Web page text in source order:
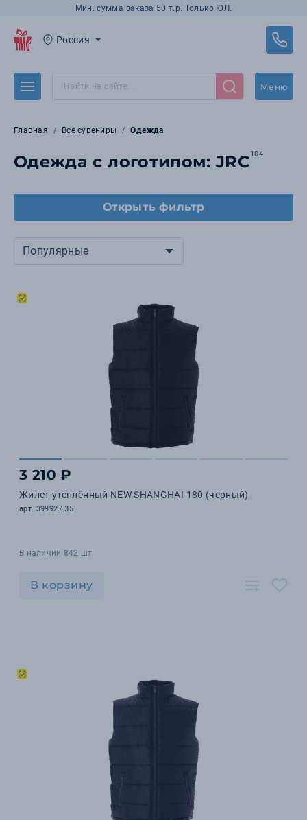
Мин. сумма заказа 50 т.р. Только ЮЛ.
Россия
Меню
Главная Все сувениры Одежда
Одежда с логотипом: JRC104
Открыть фильтр
Популярные
3 210 ₽
Жилет утеплённый NEW SHANGHAI 180 (черный)
арт. 399927.35
В наличии 842 шт.
В корзину